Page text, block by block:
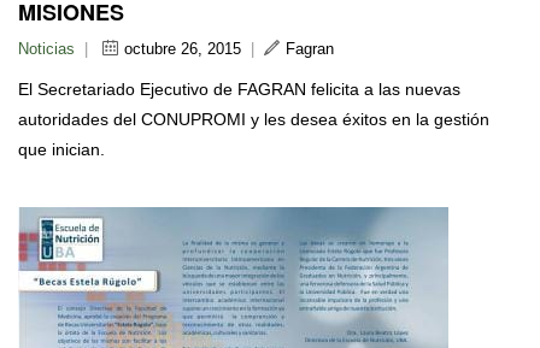
MISIONES
Noticias octubre 26, 2015 Fagran
El Secretariado Ejecutivo de FAGRAN felicita a las nuevas
autoridades del CONUPROMI y les desea éxitos en la gestión
que inician.